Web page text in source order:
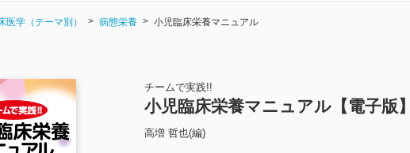
医学（テーマ別） 病態栄養 小児臨床栄養マニュアル
チームで実践!!
小児臨床栄養マニュアル【電子版】
高増 哲也(編)